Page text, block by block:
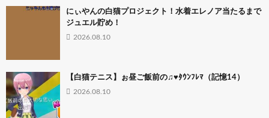
にぃやんの白猫プロジェクト！水着エレノア当たるまで
ジュエル貯め！
2026.08.10
【白猫テニス】ぉ昼ご飯前の♫♥ﾀｳﾝﾌﾚﾏ（記憶14）
2026.08.10